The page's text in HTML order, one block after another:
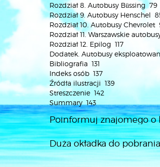
Rozdział 8. Autobusy Büssing 79
Rozdział 9. Autobusy Henschel
Rozdział 10. Autobusy Chevrolet
Rozdział 11. Warszawskie
Rozdział 12. Epilog 117
Dodatek. Autobusy
Bibliografia 131
Indeks osób 137
Źródła ilustracji 139
Streszczenie 142
Summary 143
Poinformuj znajomego o
Duża okładka do pobrania